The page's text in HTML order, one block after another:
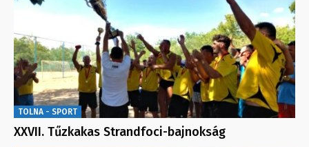
TOLNA - SPORT
XXVII. Tűzkakas Strandfoci-bajnokság